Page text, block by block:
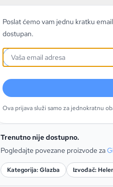
Poslat ćemo vam jednu kratku
dostupan.
Ova prijava služi samo za jednokratnu
Trenutno nije dostupno.
Pogledajte povezane proizvode za
Kategorija: Glazba Izvođač: